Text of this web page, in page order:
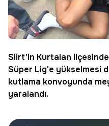
Siirt'in Kurtalan ilçesinde
Süper Lig'e yükselmesi
kutlama konvoyunda
yaralandı.